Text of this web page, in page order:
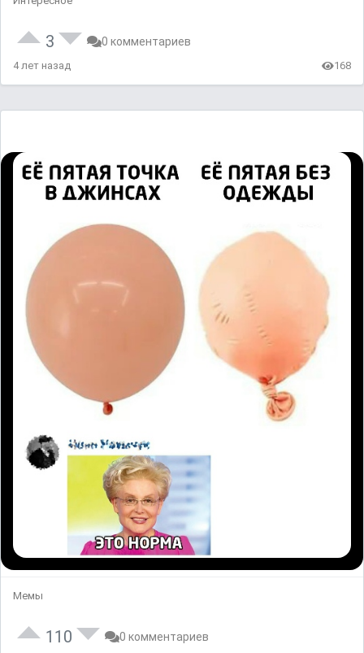
3 0 комментариев
4 лет назад 168
Мемы
110 0 комментариев